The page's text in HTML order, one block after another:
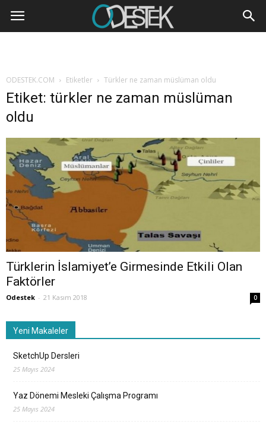
ODESTEK.COM Etiketler Türkler ne zaman müslüman oldu
Etiket: türkler ne zaman müslüman
oldu
Türklerin İslamiyet’e Girmesinde Etkili Olan
Faktörler
Odestek - 21 Kasım 2018 0
Yeni Makaleler
SketchUp Dersleri
25 Mayıs 2024
Yaz Dönemi Mesleki Çalışma Programı
25 Mayıs 2024